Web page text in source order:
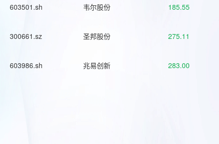
603501.sh 韦尔股份 185.55
300661.sz 圣邦股份 275.11
603986.sh 兆易创新 283.00